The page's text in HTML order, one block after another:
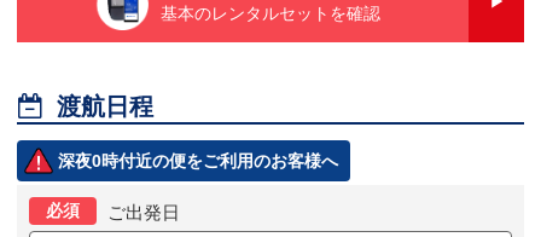
基本のレンタルセットを確認
 渡航日程
深夜0時付近の便をご利用のお客様へ
必須 ご出発日